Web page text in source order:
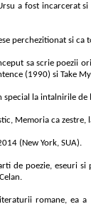
a fost
perchezitionat si ca
sa scrie poezii
(1990) si Take
la intalnirile
Memoria ca zestre,
(New York, SUA).
de poezie, eseuri
romane, ea